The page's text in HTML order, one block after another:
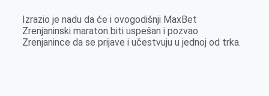
Izrazio je nadu da će i ovogodišnji MaxBet
Zrenjaninski maraton biti uspešan i pozvao
Zrenjanince da se prijave i učestvuju u jednoj od trka.